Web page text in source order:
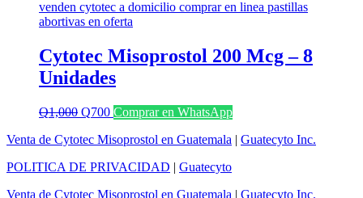
Cytotec Misoprostol 200 Mcg – 8
Unidades
Q1,000 El
original
Q1,000.
Q700El
actual
Q700.
Comprar en WhatsApp
Venta de Cytotec Misoprostol en Guatemala | Guatecyto Inc.
POLITICA DE PRIVACIDAD | Guatecyto
Venta de Cytotec Misoprostol en Guatemala | Guatecyto Inc.